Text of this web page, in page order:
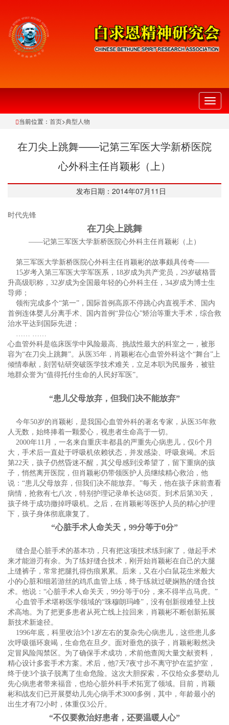
切
换
当前位置： 首页>典型人物
在刀尖上跳舞——记第三军医大学新桥医院
心外科主任肖颖彬（上）
发布日期：2014年07月11日
时代先锋
在刀尖上跳舞
——记第三军医大学新桥医院心外科主任肖颖彬（上）
第三军医大学新桥医院心外科主任肖颖彬的故事颇具传奇——
15岁考入第三军医大学军医系，18岁成为共产党员，29岁破格晋
升高级职称，32岁成为全国最年轻的心外科主任，34岁成为博士生
导师；
领衔完成多个“第一”，国际首例高原不停跳心内直视手术、国内
首例连体婴儿分离手术、国内首例“异位心”矫治等重大手术，综合救
治水平达到国际先进；
…… ……
心血管外科是临床医学中风险最高、挑战性最大的科室之一，被形
容为“在刀尖上跳舞”。从医35年，肖颖彬在心血管外科这个“舞台”上
倾情奉献，刻苦钻研突破医学技术难关，立足本职为民服务，被驻
地群众誉为“值得托付生命的人民好军医”。
“患儿父母放弃，但我们决不能放弃”
今年50岁的肖颖彬，是我国心血管外科的著名专家，从医35年救
人无数，始终捧着一颗爱心，视患者生命高于一切。
2000年11月，一名来自重庆丰都县的严重先心病患儿，仅6个月
大，手术后一直处于呼吸机依赖状态，并发感染、呼吸衰竭。术后
第22天，孩子仍然昏迷不醒，其父母感到没希望了，留下重病的孩
子，悄然离开医院，但肖颖彬仍带领医护人员继续精心救治，他
说：“患儿父母放弃，但我们决不能放弃。”每天，他在孩子床前查看
病情，抢救有七八次，特别护理记录单长达68页。到术后第30天，
孩子终于成功撤掉呼吸机。之后，在肖颖彬等医护人员的精心护理
下，孩子身体彻底康复了。
“心脏手术人命关天，99分等于0分”
缝合是心脏手术的基本功，只有把这项技术练到家了，做起手术
来才能游刃有余。为了练好缝合技术，刚开始肖颖彬在自己的大腿
上缝裤子，常常把腿扎得伤痕累累。后来，又在小白鼠花生米般大
小的心脏和细若游丝的鸡爪血管上练，终于练就过硬娴熟的缝合技
术。他说：“心脏手术人命关天，99分等于0分，来不得半点马虎。”
心血管手术堪称医学领域的“珠穆朗玛峰”，没有创新很难登上技
术高地。为了把更多患者从死亡线上拉回来，肖颖彬不断创新拓展
新技术新途径。
1996年底，科里收治3个1岁左右的复杂先心病患儿，这些患儿多
次呼吸循环衰竭，生命危在旦夕。面对垂危的孩子，肖颖彬毅然决
定冒风险闯禁区。为了确保手术成功，术前他查阅大量文献资料，
精心设计多套手术方案。术后，他7天7夜寸步不离守护在监护室，
终于使3个孩子脱离了生命危险。这次大胆探索，不仅给众多婴幼儿
先心病患者带来福音，也给心脏外科手术拓宽了领域。目前，肖颖
彬和战友们已开展婴幼儿先心病手术3000多例，其中，年龄最小的
出生才有72小时，体重仅3公斤。
“不仅要救治好患者，还要温暖人心”